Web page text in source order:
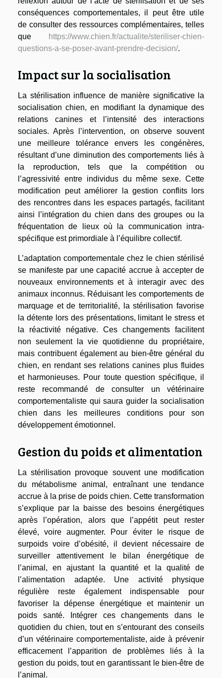
conséquences comportementales, il peut être utile
de consulter des ressources complémentaires, telles
que
https://www.chien.fr/actualite/steriliser-chien-
questions-a-se-poser-avant-prendre-decision/.
Impact sur la socialisation
La stérilisation influence de manière significative la
socialisation chien, en modifiant la dynamique des
relations canines et l’intensité des interactions
sociales. Après l’intervention, on observe souvent
une meilleure tolérance envers les congénères,
résultant d’une diminution des comportements liés à
la reproduction, tels que la compétition ou
l’agressivité entre individus du même sexe. Cette
modification peut améliorer la gestion conflits lors
des rencontres dans les espaces partagés, facilitant
ainsi l’intégration du chien dans des groupes ou la
fréquentation de lieux où la communication intra-
spécifique est primordiale à l’équilibre collectif.
L’adaptation comportementale chez le chien stérilisé
se manifeste par une capacité accrue à accepter de
nouveaux environnements et à interagir avec des
animaux inconnus. Réduisant les comportements de
marquage et de territorialité, la stérilisation favorise
la détente lors des présentations, limitant le stress et
la réactivité négative. Ces changements facilitent
non seulement la vie quotidienne du propriétaire,
mais contribuent également au bien-être général du
chien, en rendant ses relations canines plus fluides
et harmonieuses. Pour toute question spécifique, il
reste recommandé de consulter un vétérinaire
comportementaliste qui saura guider la socialisation
chien dans les meilleures conditions pour son
développement émotionnel.
Gestion du poids et alimentation
La stérilisation provoque souvent une modification
du métabolisme animal, entraînant une tendance
accrue à la prise de poids chien. Cette transformation
s’explique par la baisse des besoins énergétiques
après l’opération, alors que l’appétit peut rester
élevé, voire augmenter. Pour éviter le risque de
surpoids voire d’obésité, il devient nécessaire de
surveiller attentivement le bilan énergétique de
l’animal, en ajustant la quantité et la qualité de
l’alimentation adaptée. Une activité physique
régulière reste également indispensable pour
favoriser la dépense énergétique et maintenir un
poids santé. Intégrer ces changements dans le
quotidien du chien, tout en s’entourant des conseils
d’un vétérinaire comportementaliste, aide à prévenir
efficacement l’apparition de problèmes liés à la
gestion du poids, tout en garantissant le bien-être de
l’animal.